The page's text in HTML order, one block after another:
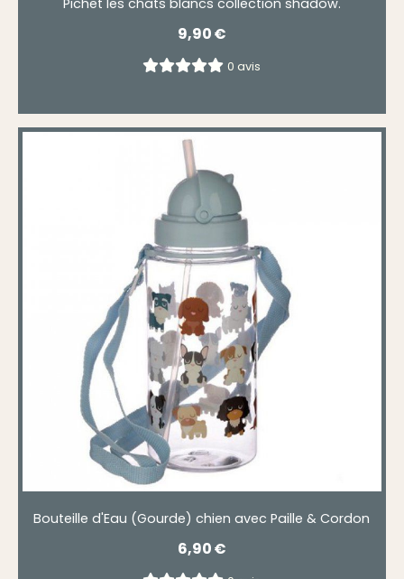
9,90€
0 avis
Bouteille d'Eau (Gourde) chien avec Paille & Cordon
6,90€